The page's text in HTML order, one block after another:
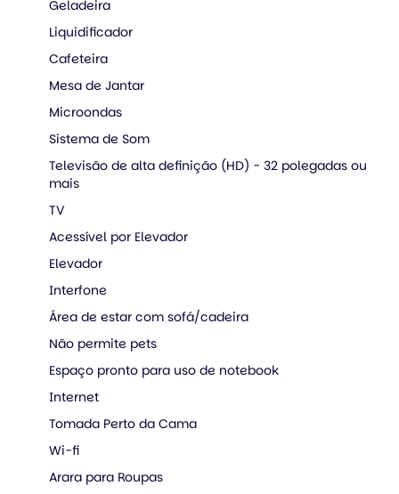
Geladeira
Liquidificador
Cafeteira
Mesa de Jantar
Microondas
Sistema de Som
Televisão de alta definição (HD) - 32 polegadas ou
mais
TV
Acessível por Elevador
Elevador
Interfone
Área de estar com sofá/cadeira
Não permite pets
Espaço pronto para uso de notebook
Internet
Tomada Perto da Cama
Wi-fi
Arara para Roupas